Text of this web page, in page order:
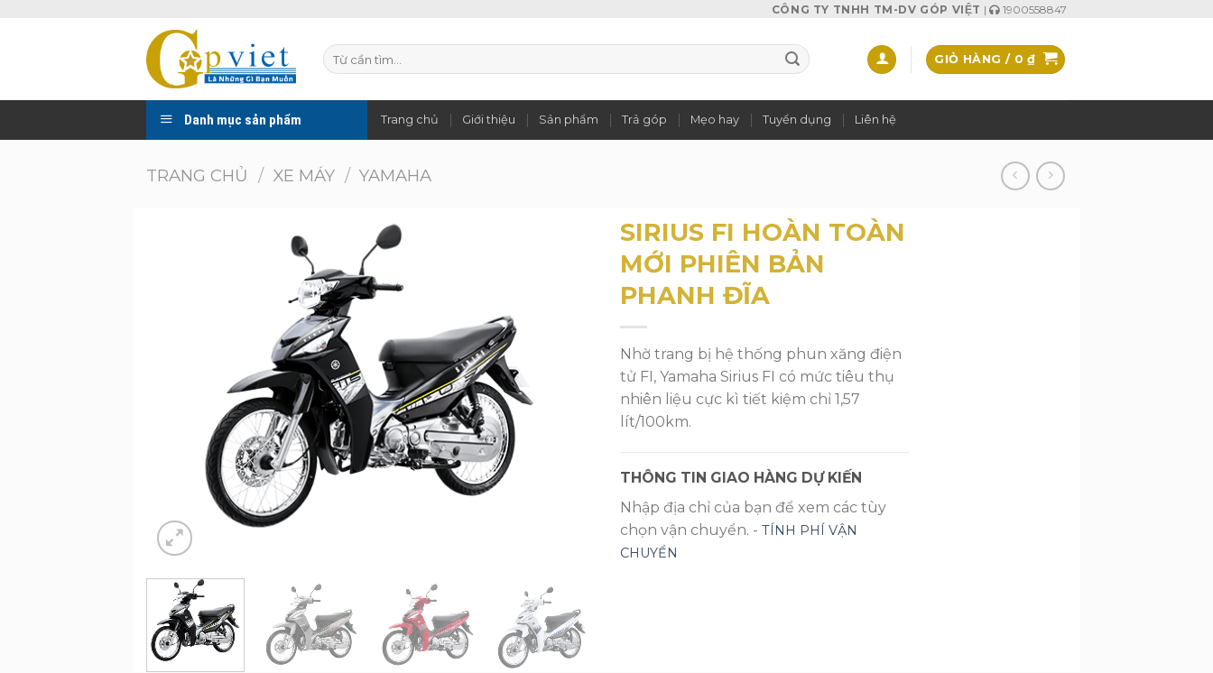
CÔNG TY TNHH TM-DV GÓP VIỆT | 1900558847
Tìm
kiếm:
GIỎ HÀNG / 0₫
Danh mục sản phẩm Trang chủ Giới thiệu Sản phẩm Trả góp Mẹo hay Tuyển dụng Liên hệ
TRANG CHỦ / XE MÁY / YAMAHA
SIRIUS FI HOÀN TOÀN
MỚI PHIÊN BẢN
PHANH ĐĨA
Nhờ trang bị hệ thống phun xăng điện
tử FI, Yamaha Sirius FI có mức tiêu thụ
nhiên liệu cực kì tiết kiệm chỉ 1,57
lít/100km.
THÔNG TIN GIAO HÀNG DỰ KIẾN
Nhập địa chỉ của bạn để xem các tùy
chọn vận chuyển. - TÍNH PHÍ VẬN
CHUYỂN